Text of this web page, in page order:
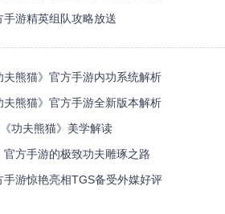
手游精英组队攻略放送
夫熊猫》官方手游内功系统解析
夫熊猫》官方手游全新版本解析
功夫熊猫》美学解读
方手游的极致功夫雕琢之路
手游惊艳亮相TGS备受外媒好评